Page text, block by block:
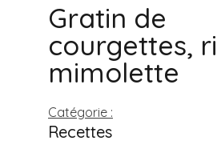
Gratin de
courgettes,
mimolette
Catégorie :
Recettes